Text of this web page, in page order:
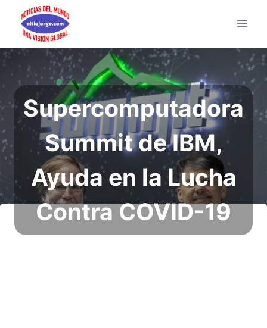
Saltar
contenido
Supercomputadora
Summit de IBM,
Ayuda en la Lucha
Contra COVID-19